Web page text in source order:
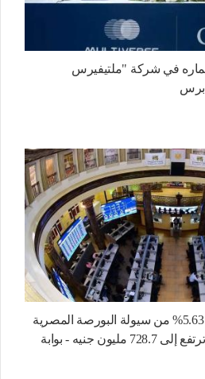
في شركة "ملتيفيرس
برس
قطاع البنوك يستحوذ على 5.63% من سيولة البورصة المصرية
بجلسة الأربعاء.. التداولات ترتفع إلى 728.7 مليون جنيه - بوابة